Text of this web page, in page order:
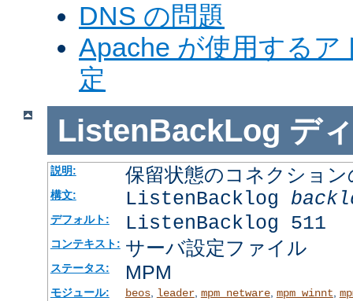
DNS の問題
Apache が使用する
定
ListenBackLog デ
説明: 保留状態のコネクショ
構文: ListenBacklog
デフォルト: ListenBacklog 511
コンテキスト: サーバ設定ファイル
ステータス: MPM
モジュール: beos, leader, mpm_netware, mpm_winnt,